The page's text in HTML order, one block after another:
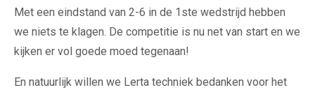
Met een eindstand van 2-6 in de 1ste wedstrijd hebben
we niets te klagen. De competitie is nu net van start en we
kijken er vol goede moed tegenaan!
En natuurlijk willen we Lerta techniek bedanken voor het